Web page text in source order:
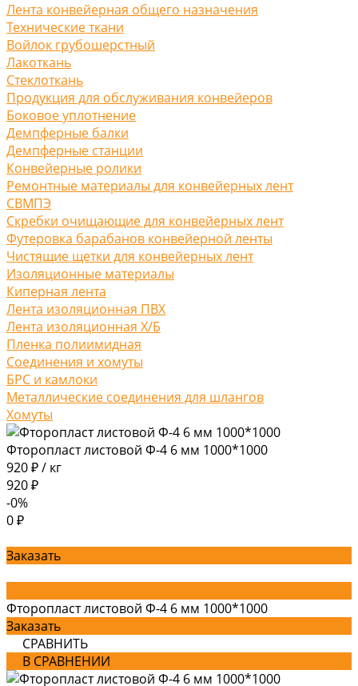
Лента конвейерная общего назначения
Технические ткани
Войлок грубошерстный
Лакоткань
Стеклоткань
Продукция для обслуживания конвейеров
Боковое уплотнение
Демпферные балки
Демпферные станции
Конвейерные ролики
Ремонтные материалы для конвейерных лент
СВМПЭ
Скребки очищающие для конвейерных лент
Футеровка барабанов конвейерной ленты
Чистящие щетки для конвейерных лент
Изоляционные материалы
Киперная лента
Лента изоляционная ПВХ
Лента изоляционная Х/Б
Пленка полиимидная
Соединения и хомуты
БРС и камлоки
Металлические соединения для шлангов
Хомуты
Фторопласт листовой Ф-4 6 мм 1000*1000
920 ₽/ кг
920 ₽
-0%
0 ₽
Заказать
Фторопласт листовой Ф-4 6 мм 1000*1000
Заказать
СРАВНИТЬ
В СРАВНЕНИИ